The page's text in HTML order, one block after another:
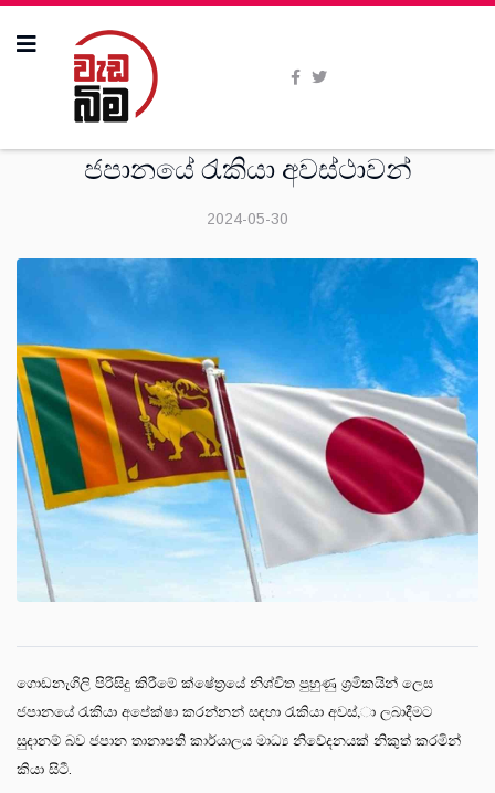
ජපානයේ රැකියා අවස්ථාවන්
2024-05-30
ගොඩනැගිලි පිරිසිදු කිරීමේ ක්ෂේත්‍රයේ නිශ්චිත පුහුණු ශ්‍රමිකයින් ලෙස
ජපානයේ රැකියා අපේක්ෂා කරන්නන් සඳහා රැකියා අවස්,ා ලබාදීමට
සුදානම් බව ජපාන තානාපති කාර්යාලය මාධ්‍ය නිවේදනයක් නිකුත් කරමින්
කියා සිටී.